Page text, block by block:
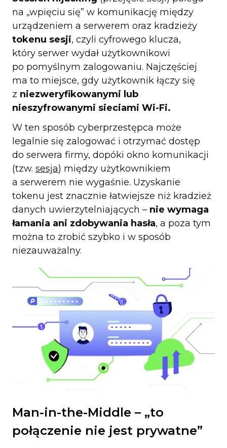
na „wpięciu się” w komunikację między
urządzeniem a serwerem oraz kradzieży
tokenu sesji, czyli cyfrowego klucza,
który serwer wydał użytkownikowi
po pomyślnym zalogowaniu. Najczęściej
ma to miejsce, gdy użytkownik łączy się
z niezweryfikowanymi lub
nieszyfrowanymi sieciami Wi-Fi.
W ten sposób cyberprzestępca może
legalnie się zalogować i otrzymać dostęp
do serwera firmy, dopóki okno komunikacji
(tzw. sesja) między użytkownikiem
a serwerem nie wygaśnie. Uzyskanie
tokenu jest znacznie łatwiejsze niż kradzież
danych uwierzytelniających – nie wymaga
łamania ani zdobywania hasła, a poza tym
można to zrobić szybko i w sposób
niezauważalny.
Man-in-the-Middle – „to
połączenie nie jest prywatne”